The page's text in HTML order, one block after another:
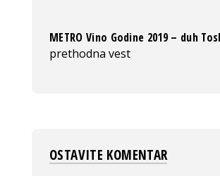
METRO Vino Godine 2019 – duh
prethodna vest
OSTAVITE KOMENTAR